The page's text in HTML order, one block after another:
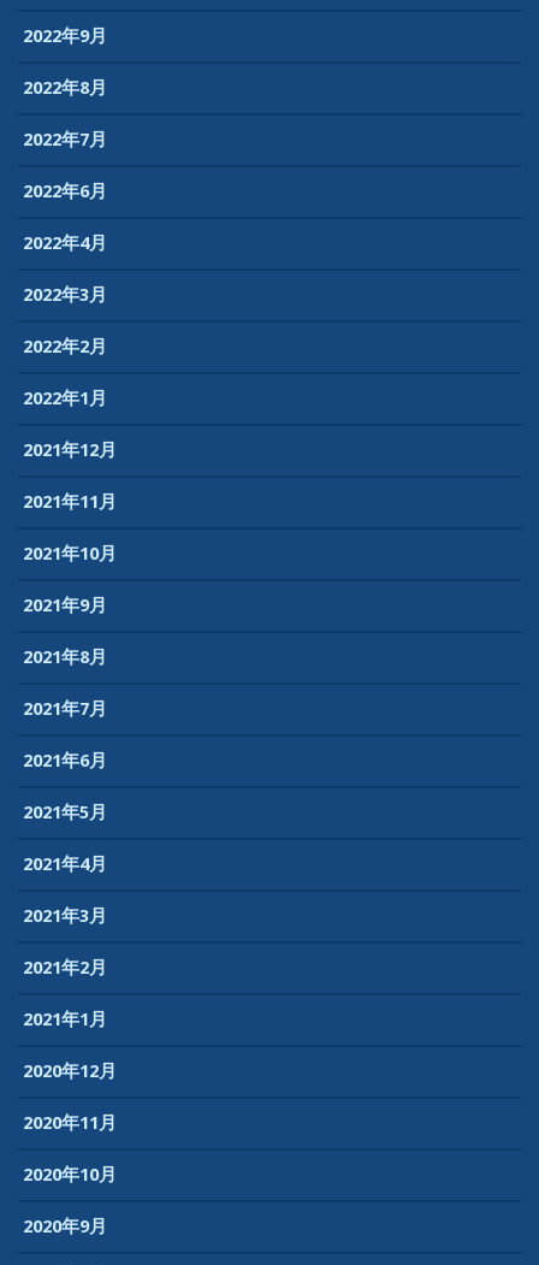
2022年9月
2022年8月
2022年7月
2022年6月
2022年4月
2022年3月
2022年2月
2022年1月
2021年12月
2021年11月
2021年10月
2021年9月
2021年8月
2021年7月
2021年6月
2021年5月
2021年4月
2021年3月
2021年2月
2021年1月
2020年12月
2020年11月
2020年10月
2020年9月